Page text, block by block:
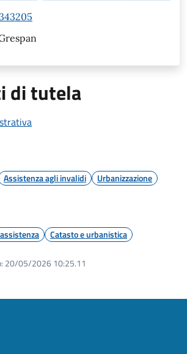
di tutela
Assistenza agli invalidi Urbanizzazione
Catasto e urbanistica
20/05/2026 10:25.11